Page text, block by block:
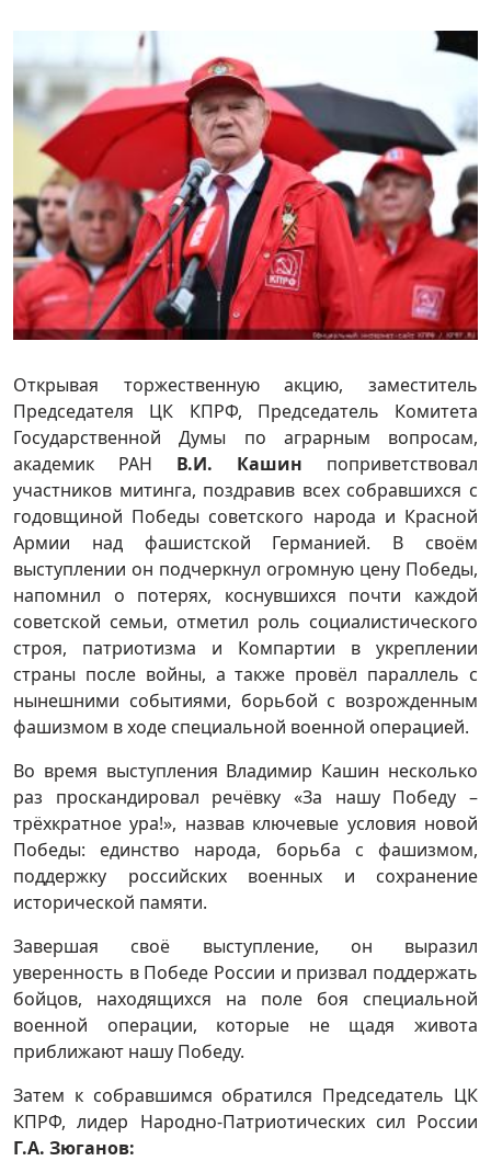
Открывая торжественную акцию, заместитель
Председателя ЦК КПРФ, Председатель Комитета
Государственной Думы по аграрным вопросам,
академик РАН В.И. Кашин поприветствовал
участников митинга, поздравив всех собравшихся с
годовщиной Победы советского народа и Красной
Армии над фашистской Германией. В своём
выступлении он подчеркнул огромную цену Победы,
напомнил о потерях, коснувшихся почти каждой
советской семьи, отметил роль социалистического
строя, патриотизма и Компартии в укреплении
страны после войны, а также провёл параллель с
нынешними событиями, борьбой с возрожденным
фашизмом в ходе специальной военной операцией.
Во время выступления Владимир Кашин несколько
раз проскандировал речёвку «За нашу Победу –
трёхкратное ура!», назвав ключевые условия новой
Победы: единство народа, борьба с фашизмом,
поддержку российских военных и сохранение
исторической памяти.
Завершая своё выступление, он выразил
уверенность в Победе России и призвал поддержать
бойцов, находящихся на поле боя специальной
военной операции, которые не щадя живота
приближают нашу Победу.
Затем к собравшимся обратился Председатель ЦК
КПРФ, лидер Народно-Патриотических сил России
Г.А. Зюганов: